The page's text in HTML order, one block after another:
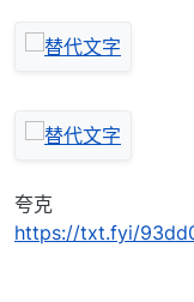
夸克
https://txt.fyi/